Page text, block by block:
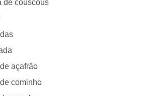
de couscous
açafrão
cominho